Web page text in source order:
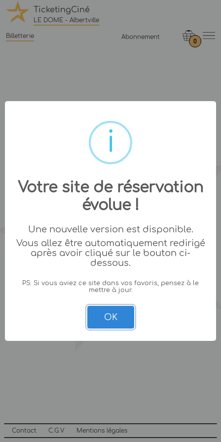
TicketingCiné
LE DOME - Albertville
Billetterie Abonnement
0
Contact C.G.V Mentions légales
Votre site de réservation
évolue !
Une nouvelle version est disponible.
Vous allez être automatiquement redirigé
après avoir cliqué sur le bouton ci-
dessous.
PS: Si vous aviez ce site dans vos favoris, pensez à le
mettre à jour.
OK